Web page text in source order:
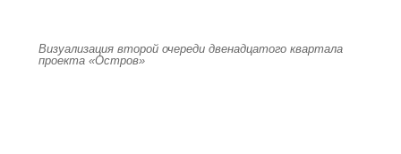
Визуализация второй очереди двенадцатого квартала
проекта «Остров»